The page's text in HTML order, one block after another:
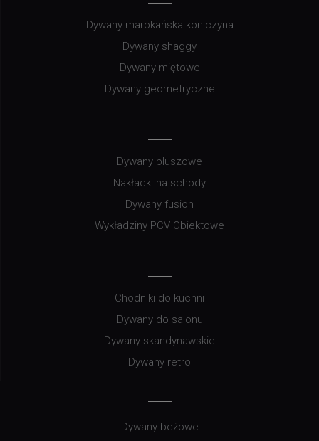
Dywany marokańska koniczyna
Dywany shaggy
Dywany miętowe
Dywany geometryczne
Dywany pluszowe
Nakładki na schody
Dywany fusion
Wykładziny PCV Obiektowe
Chodniki do kuchni
Dywany do salonu
Dywany skandynawskie
Dywany retro
Dywany beżowe